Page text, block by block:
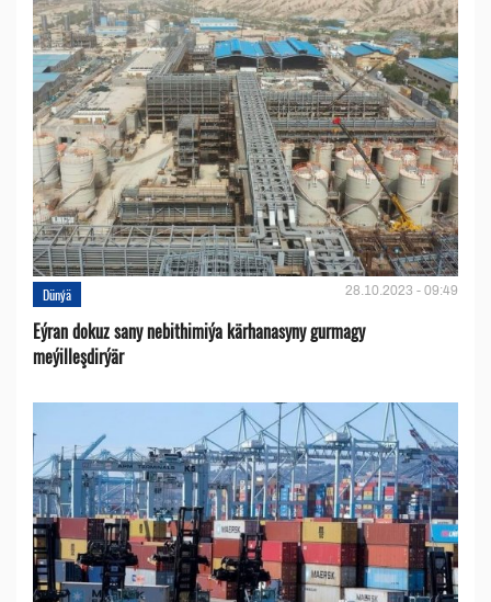
Dünýä 28.10.2023 - 09:49
Eýran dokuz sany nebithimiýa kärhanasyny gurmagy
meýilleşdirýär